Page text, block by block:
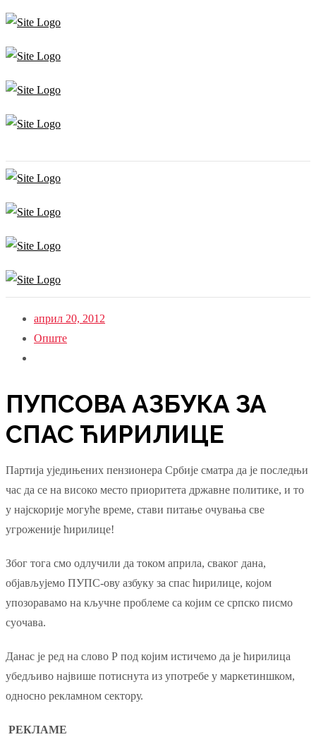
април 20, 2012
Опште
ПУПСОВА АЗБУКА ЗА
СПАС ЋИРИЛИЦЕ
Партија уједињених пензионера Србије сматра да је последњи
час да се на високо место приоритета државне политике, и то
у најскорије могуће време, стави питање очувања све
угроженије ћирилице!
Због тога смо одлучили да током априла, сваког дана,
објављујемо ПУПС-ову азбуку за спас ћирилице, којом
упозоравамо на кључне проблеме са којим се српско писмо
суочава.
Данас је ред на слово Р под којим истичемо да је ћирилица
убедљиво највише потиснута из употребе у маркетиншком,
односно рекламном сектору.
РЕКЛАМЕ